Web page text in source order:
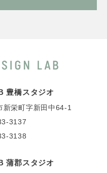
豊橋スタジオ
新栄町字新田中64-1
3137
3138
蒲郡スタジオ